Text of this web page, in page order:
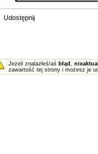
Udostępnij
Jeżeli znalazłeś/aś błąd ,
zawartość tej strony i możesz je